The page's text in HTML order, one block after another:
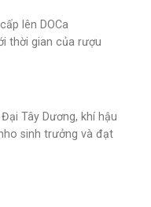
lên DOCa
thời gian của rượu
Tây Dương, khí hậu
sinh trưởng và đạt